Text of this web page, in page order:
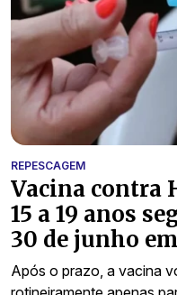
REPESCAGEM
Vacina contra
15 a 19 anos
30 de junho
Após o prazo, a vacina